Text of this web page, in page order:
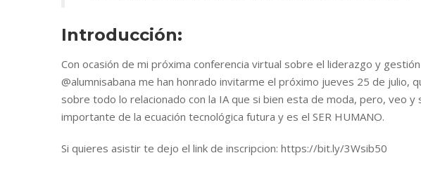
Introducción:
Con ocasión de mi próxima conferencia virtual sobre el liderazgo y
@alumnisabana me han honrado invitarme el próximo jueves 25 de julio,
sobre todo lo relacionado con la IA que si bien esta de moda, pero, veo
importante de la ecuación tecnológica futura y es el SER HUMANO.
Si quieres asistir te dejo el link de inscripcion: https://bit.ly/3Wsib50